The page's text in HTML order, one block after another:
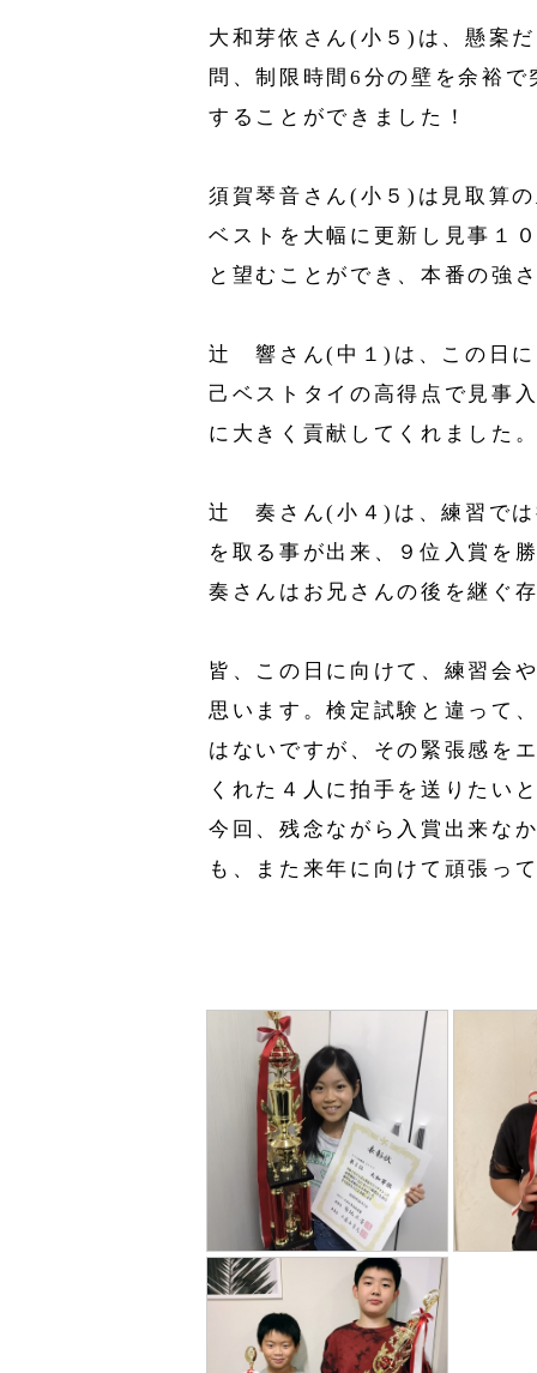
大和芽依さん(小５)は、懸案
問、制限時間6分の壁を余裕
することができました！
須賀琴音さん(小５)は見取算
ベストを大幅に更新し見事１
と望むことができ、本番の強
辻󠄀 響さん(中１)は、この日に
己ベストタイの高得点で見事
に大きく貢献してくれました
辻󠄀 奏さん(小４)は、練習では
を取る事が出来、９位入賞を
奏さんはお兄さんの後を継ぐ
皆、この日に向けて、練習会
思います。検定試験と違って
はないですが、その緊張感を
くれた４人に拍手を送りたい
今回、残念ながら入賞出来な
も、また来年に向けて頑張っ